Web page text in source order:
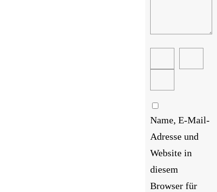
Name, E-Mail-
Adresse und
Website in
diesem
Browser für